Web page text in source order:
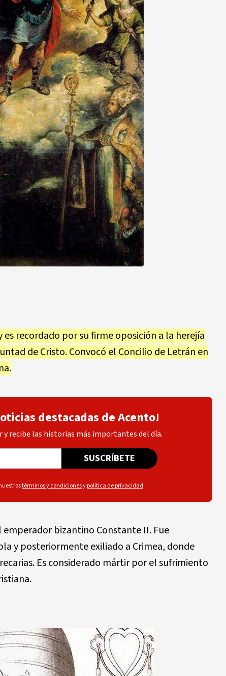
es recordado por su firme oposición a la herejía
de Cristo. Convocó el Concilio de Letrán en
destacadas de Acento!
recibe las historias más importantes del día.
SUSCRÍBETE
términos y condicionesypolítica de privacidad.
bizantino Constante II. Fue
y posteriormente exiliado a Crimea, donde
Es considerado mártir por el sufrimiento